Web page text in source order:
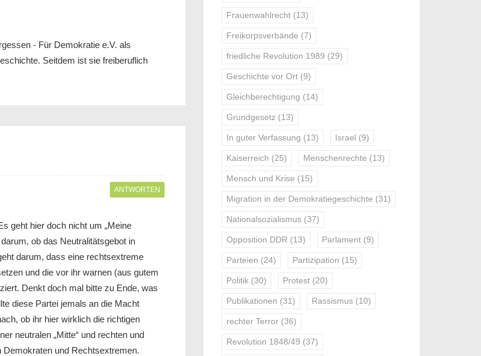
- Für Demokratie e.V. als
Seitdem ist sie freiberuflich
ANTWORTEN
geht hier doch nicht um „Meine
ob das Neutralitätsgebot in
darum, dass eine rechtsextreme
und die vor ihr warnen (aus gutem
Denkt doch mal bitte zu Ende, was
diese Partei jemals an die Macht
ob ihr hier wirklich die richtigen
neutralen „Mitte“ und rechten und
und Rechtsextremen.
Frauenwahlrecht (13)
Freikorpsverbände (7)
friedliche Revolution 1989 (29)
Geschichte vor Ort (9)
Gleichberechtigung (14)
Grundgesetz (13)
In guter Verfassung (13) Israel (9)
Kaiserreich (25) Menschenrechte (13)
Mensch und Krise (15)
Migration in der Demokratiegeschichte (31)
Nationalsozialismus (37)
Opposition DDR (13) Parlament (9)
Parteien (24) Partizipation (15)
Politik (30) Protest (20)
Publikationen (31) Rassismus (10)
rechter Terror (36)
Revolution 1848/49 (37)